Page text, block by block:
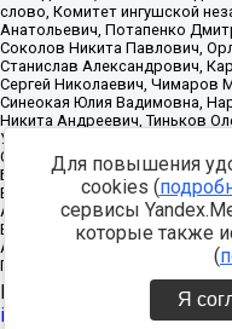
Источник:
https://
inostrannyih-agentov-22-
Для повышения
cookies (
сервисы
которые также
(
Я